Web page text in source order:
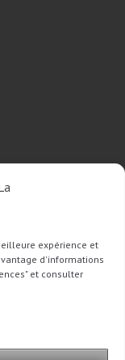
expérience et
d'informations
et consulter